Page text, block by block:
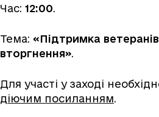
Час: 12:00.
Тема: «Підтримка
вторгнення».
Для участі у заході
діючим посиланням.